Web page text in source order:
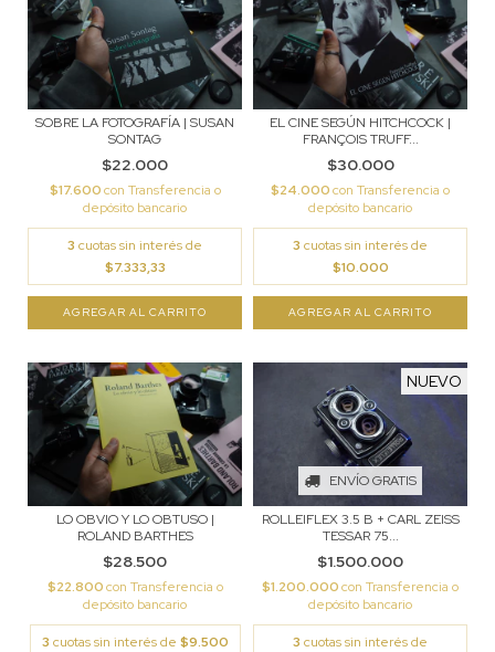
SOBRE LA FOTOGRAFÍA | SUSAN
SONTAG
$22.000
$17.600con Transferencia o
depósito bancario
3 cuotas sin interés de
$7.333,33
EL CINE SEGÚN HITCHCOCK |
FRANÇOIS TRUFF...
$30.000
$24.000con Transferencia o
depósito bancario
3 cuotas sin interés de
$10.000
LO OBVIO Y LO OBTUSO |
ROLAND BARTHES
$28.500
$22.800con Transferencia o
depósito bancario
3 cuotas sin interés de $9.500
ENVÍO GRATIS
NUEVO
ROLLEIFLEX 3.5 B + CARL ZEISS
TESSAR 75...
$1.500.000
$1.200.000con Transferencia o
depósito bancario
3 cuotas sin interés de